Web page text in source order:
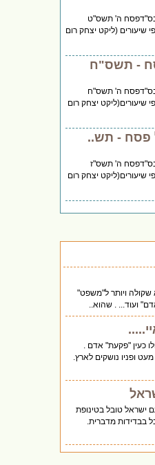
ה' תשס"ט
(ליקט יצחק רום
- תשס"ח
ה' תשס"ח
יצחק רום
פסח - תש..
ה' תשס"ז
יצחק רום
ויותר ל"משפט"
ועוד... . שהוא..
כעין "פקעת" אדם .
ופניו נושקים לארץ.
ישראל טובל בטינופת
בבדידות מדברית.